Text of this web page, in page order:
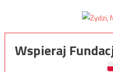
Wspieraj